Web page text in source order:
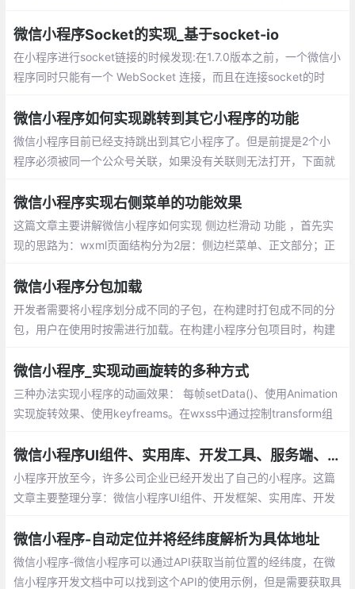
帮助到您
微信小程序Socket的实现_基于socket-io
在小程序进行socket链接的时候发现:在1.7.0版本之前，一个微信小
程序同时只能有一个 WebSocket 连接，而且在连接socket的时
且自动关闭了socket连接。
微信小程序如何实现跳转到其它小程序的功能
微信小程序目前已经支持跳出到其它小程序
了。但是前提是2个小程序必须被同一个公
就实现小程序之间相互跳转的步骤。
微信小程序实现右侧菜单的功能效果
这篇文章主要讲解微信小程序如何实现 侧边栏滑动 功能 ，首先实
现的思路为：wxml页面结构分为2层：侧边栏菜单、正文部分；正
微信小程序分包加载
开发者需要将小程序划分成不同的子包，在构建时打包成不同的分
包，用户在使用时按需进行加载。在构建小程序分包项目时，构建
所谓的主包，即放置默认启动页/TabBar 页面
微信小程序_实现动画旋转的多种方式
三种办法实现小程序的动画效果： 每帧setData()、使用Animation
实现旋转效果、使用keyfreams。在wxss中通过控制transform组
示非常多
微信小程序UI组件、实用库、开发工具、服务端、Demo整理分享
小程序开放至今，许多公司企业已经开发出了自己的小程序。这篇
文章主要整理分享：微信小程序UI组件、开发框架、实用库、开发
微信小程序-自动定位并将经纬度解析为具体地址
微信小程序-微信小程序可以通过API获取当前位置的经纬度，在微
信小程序开发文档中可以找到这个API的使用示例，但是需要获取具